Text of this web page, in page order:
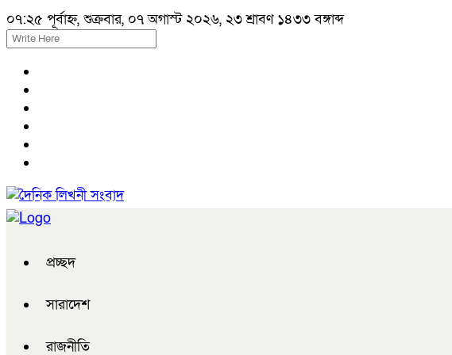
০৭:২৫ পূর্বাহ্ন, শুক্রবার, ০৭ অগাস্ট ২০২৬, ২৩ শ্রাবণ ১৪৩৩ বঙ্গাব্দ
প্রচ্ছদ
সারাদেশ
রাজনীতি